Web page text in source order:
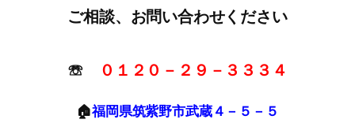
ご相談、お問い合わせください
☏ ０１２０－２９－３３３４
🏠福岡県筑紫野市武蔵４－５－５